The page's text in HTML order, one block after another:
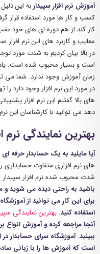
آموزش نرم افزار سپیداربه این
کسب و کار ها مورد استفاده قرار
کار کند از هم دوره ای های خود
معایب و کاربرد های این نرم افزار
در بالا بیان کردیم به شدت مورد
است و بسیار محبوب شده است.
زمان آموزش وجود ندارد. شما می
در مورد این نرم افزار وجود دارد
های بالا گفتیم این نرم افزار
دهد می توانید با کارشناسان این
بهترین نمایندگی نرم
آیا مایلید به یک حسابدار حرفه
های نرم افزاری متفاوت حسابداری
شدت محبوب شده نرم افزار سپیدار
باشید به راحتی دیده می شوید و
برای این کار می توانید از
استفاده کنید. بهترین نمایندگی
آنجا مراجعه کرده و آموزش انواع
ببینید. آموزشگاه سرای حسابدار
است که آموزش ها را با زبانی